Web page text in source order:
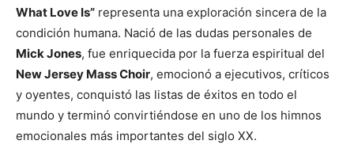
What Love Is” representa una exploración sincera de la
condición humana. Nació de las dudas personales de
Mick Jones, fue enriquecida por la fuerza espiritual del
New Jersey Mass Choir, emocionó a ejecutivos, críticos
y oyentes, conquistó las listas de éxitos en todo el
mundo y terminó convirtiéndose en uno de los himnos
emocionales más importantes del siglo XX.